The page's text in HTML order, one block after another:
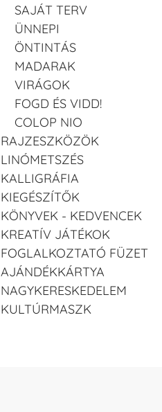
SAJÁT TERV
ÜNNEPI
ÖNTINTÁS
MADARAK
VIRÁGOK
FOGD ÉS VIDD!
COLOP NIO
RAJZESZKÖZÖK
LINÓMETSZÉS
KALLIGRÁFIA
KIEGÉSZÍTŐK
KÖNYVEK - KEDVENCEK
KREATÍV JÁTÉKOK
FOGLALKOZTATÓ FÜZET
AJÁNDÉKKÁRTYA
NAGYKERESKEDELEM
KULTÚRMASZK